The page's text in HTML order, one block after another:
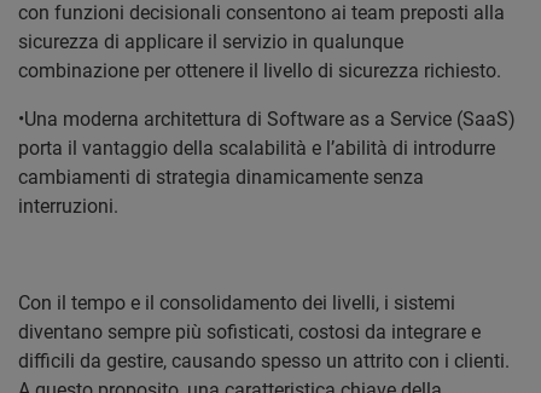
con funzioni decisionali consentono ai team preposti alla
sicurezza di applicare il servizio in qualunque
combinazione per ottenere il livello di sicurezza richiesto.
•Una moderna architettura di Software as a Service (SaaS)
porta il vantaggio della scalabilità e l’abilità di introdurre
cambiamenti di strategia dinamicamente senza
interruzioni.
Con il tempo e il consolidamento dei livelli, i sistemi
diventano sempre più sofisticati, costosi da integrare e
difficili da gestire, causando spesso un attrito con i clienti.